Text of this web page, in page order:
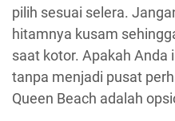
pilih sesuai selera.
hitamnya kusam
saat kotor. Apakah Anda
tanpa menjadi pusat
Queen Beach adalah